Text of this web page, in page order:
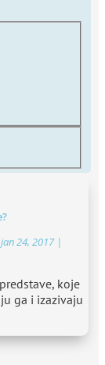
jan 24, 2017|
koje
ga i izazivaju